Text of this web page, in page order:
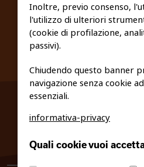
PRIVACY E
info@fiso.it|
Inoltre, previo consenso,
l'utilizzo di ulteriori
(cookie di profilazione,
passivi).
Chiudendo questo banner
navigazione senza cookie
essenziali.
informativa-privacy
Quali cookie vuoi